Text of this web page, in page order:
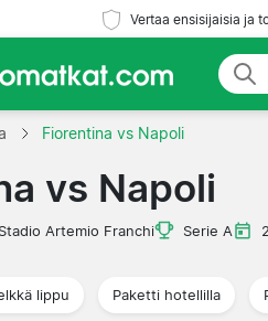
Vertaa ensisijaisia ja
Fiorentina vs Napoli
vs Napoli
Stadio Artemio Franchi Serie A
lippu Paketti hotellilla